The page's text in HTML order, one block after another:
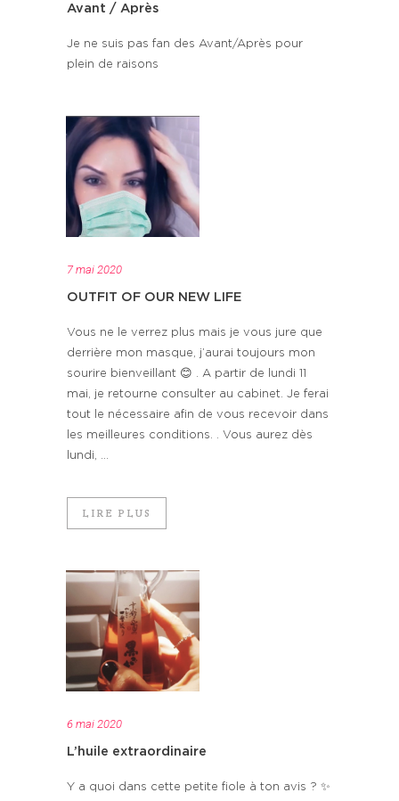
Avant / Après
Je ne suis pas fan des Avant/Après pour
plein de raisons
7 mai 2020
OUTFIT OF OUR NEW LIFE
Vous ne le verrez plus mais je vous jure que
derrière mon masque, j’aurai toujours mon
sourire bienveillant 😊 . A partir de lundi 11
mai, je retourne consulter au cabinet. Je ferai
tout le nécessaire afin de vous recevoir dans
les meilleures conditions. . Vous aurez dès
lundi, ...
LIRE PLUS
6 mai 2020
L’huile extraordinaire
Y a quoi dans cette petite fiole à ton avis ? ✨